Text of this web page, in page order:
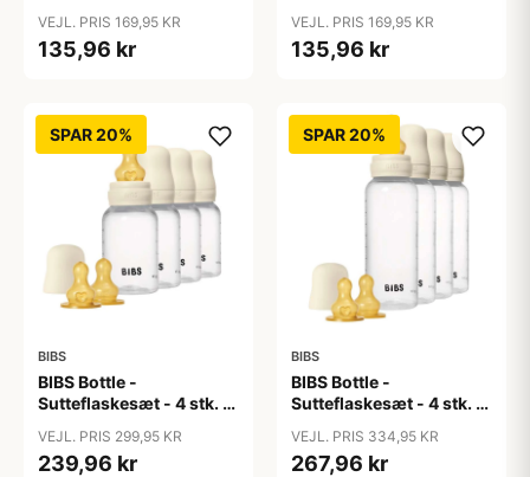
Naturgummi/Rund -
150ml/270ml - 2-Pak -
VEJL. PRIS 169,95 KR
135,96 kr
150ml/270ml - 2-Pak -
Ivory
VEJL. PRIS 169,95 KR
135,96 kr
SPAR 20%
BIBS
BIBS Bottle -
Sutteflaskesæt - 4 stk. -
150ml - Ivory
VEJL. PRIS 299,95 KR
239,96 kr
SPAR 20%
BIBS
BIBS Bottle -
Sutteflaskesæt - 4 stk. -
270ml - Ivory
VEJL. PRIS 334,95 KR
267,96 kr